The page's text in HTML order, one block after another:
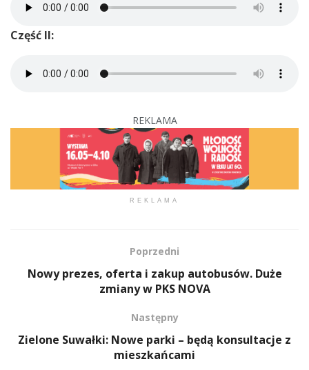
Część II:
REKLAMA
REKLAMA
Poprzedni
Nowy prezes, oferta i zakup autobusów. Duże
zmiany w PKS NOVA
Następny
Zielone Suwałki: Nowe parki – będą konsultacje z
mieszkańcami